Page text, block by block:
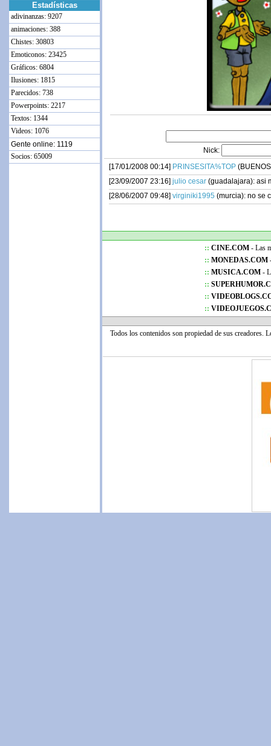
Estadísticas
adivinanzas: 9207
animaciones: 388
Chistes: 30803
Emoticonos: 23425
Gráficos: 6804
Ilusiones: 1815
Parecidos: 738
Powerpoints: 2217
Textos: 1344
Videos: 1076
Gente online: 1119
Socios: 65009
Nick:
[17/01/2008 00:14] PRINSESITA%TOP
[23/09/2007 23:16] julio cesar (guadalajara): asi
[28/06/2007 09:48] virginiki1995 (murcia): no se
:: CINE.COM - Las
:: MONEDAS.COM
:: MUSICA.COM -
::
::
::
Todos los contenidos son propiedad de sus creadores.